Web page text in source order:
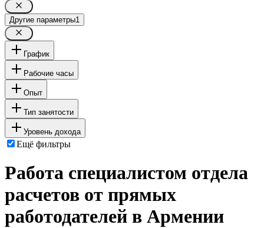
Другие параметры1
График
Рабочие часы
Опыт
Тип занятости
Уровень дохода
Ещё фильтры
Работа специалистом отдела
расчетов от прямых
работодателей в Армении